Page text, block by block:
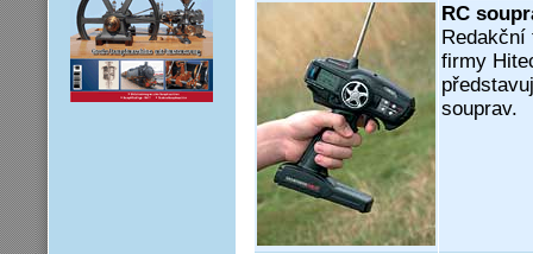
RC
Redakční
firmy
souprav.